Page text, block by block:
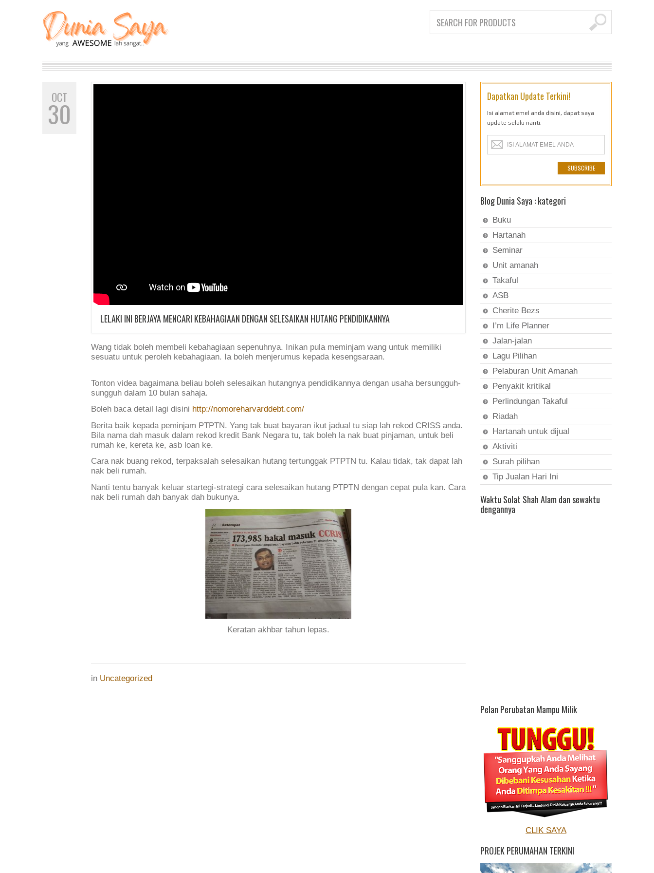
OCT
30
LELAKI INI BERJAYA MENCARI KEBAHAGIAAN DENGAN SELESAIKAN HUTANG PENDIDIKANNYA
Wang tidak boleh membeli kebahagiaan sepenuhnya. Inikan pula meminjam wang untuk memiliki
sesuatu untuk peroleh kebahagiaan. Ia boleh menjerumus kepada kesengsaraan.
Tonton videa bagaimana beliau boleh selesaikan hutangnya pendidikannya dengan usaha bersungguh-
sungguh dalam 10 bulan sahaja.
Boleh baca detail lagi disini http://nomoreharvarddebt.com/
Berita baik kepada peminjam PTPTN. Yang tak buat bayaran ikut jadual tu siap lah rekod CRISS anda.
Bila nama dah masuk dalam rekod kredit Bank Negara tu, tak boleh la nak buat pinjaman, untuk beli
rumah ke, kereta ke, asb loan ke.
Cara nak buang rekod, terpaksalah selesaikan hutang tertunggak PTPTN tu. Kalau tidak, tak dapat lah
nak beli rumah.
Nanti tentu banyak keluar startegi-strategi cara selesaikan hutang PTPTN dengan cepat pula kan. Cara
nak beli rumah dah banyak dah bukunya.
Keratan akhbar tahun lepas.
in Uncategorized
Dapatkan Update Terkini!
Isi alamat emel anda disini, dapat saya
update selalu nanti.
Blog Dunia Saya : kategori
Buku
Hartanah
Seminar
Unit amanah
Takaful
ASB
Cherite Bezs
I’m Life Planner
Jalan-jalan
Lagu Pilihan
Pelaburan Unit Amanah
Penyakit kritikal
Perlindungan Takaful
Riadah
Hartanah untuk dijual
Aktiviti
Surah pilihan
Tip Jualan Hari Ini
Waktu Solat Shah Alam dan sewaktu
dengannya
Pelan Perubatan Mampu Milik
CLIK SAYA
PROJEK PERUMAHAN TERKINI